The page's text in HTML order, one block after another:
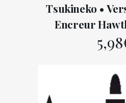
Tsukineko •
Encreur
5,98